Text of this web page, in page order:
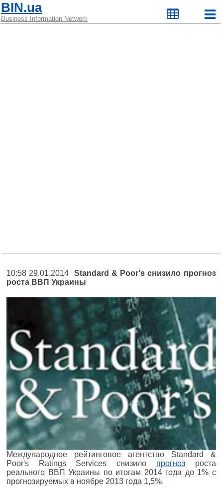
BIN.ua
Business Information Network
10:58 29.01.2014 Standard & Poor's снизило прогноз
роста ВВП Украины
Международное рейтинговое агентство Standard &
Poor's Ratings Services снизило прогнозроста
реального ВВП Украины по итогам 2014 года до 1% с
прогнозируемых в ноябре 2013 года 1,5%.